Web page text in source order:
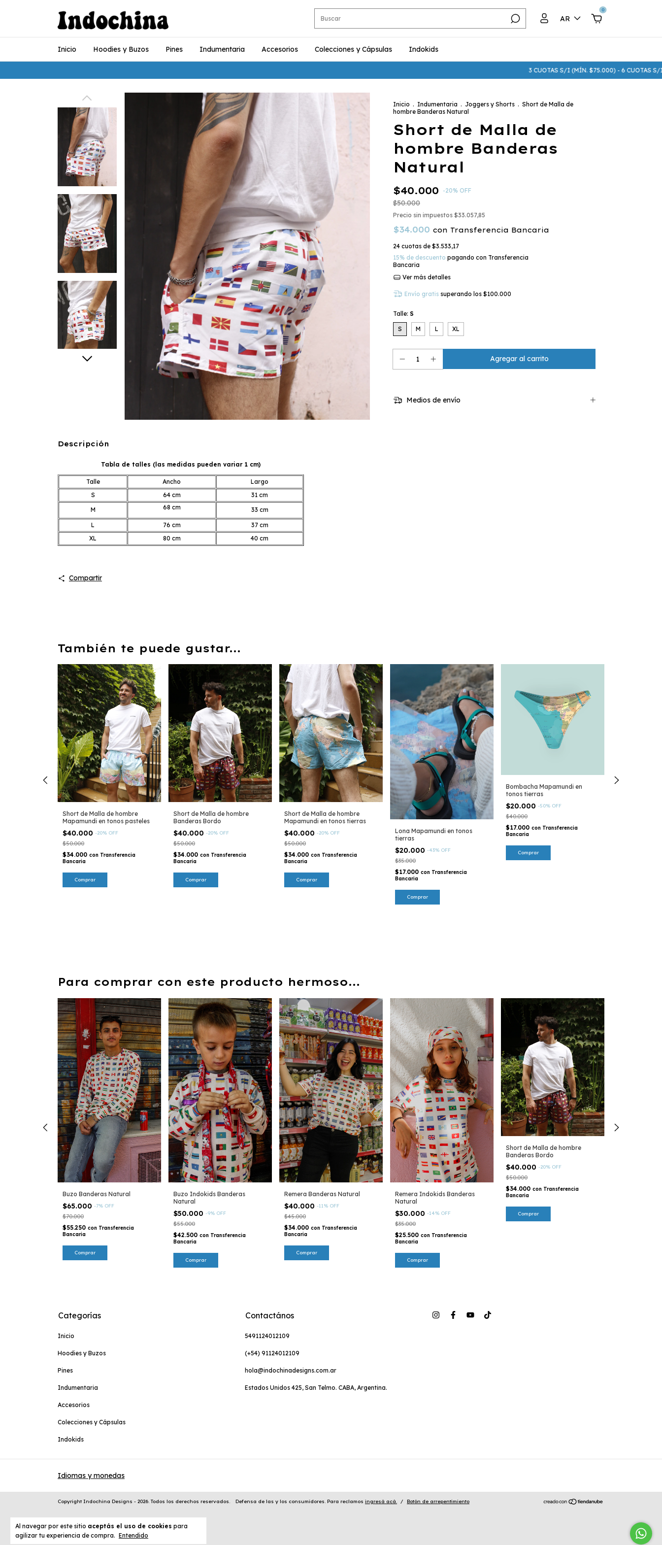
AR
0
Inicio Hoodies y Buzos Pines Indumentaria Accesorios Colecciones y Cápsulas Indokids
3 CUOTAS S/I (MÍN. $75.000) - 6 CUOTAS S/I (MÍN.
Al navegar por este sitio aceptás el uso de cookies para
agilizar tu experiencia de compra. Entendido
Inicio . Indumentaria . Joggers y Shorts . Short de Malla de
hombre Banderas Natural
Short de Malla de
hombre Banderas
Natural
$40.000 -20% OFF
$50.000
Precio sin impuestos $33.057,85
$34.000 con Transferencia Bancaria
24 cuotas de $3.533,17
15% de descuento pagando con Transferencia
Bancaria
Ver más detalles
Envío gratis superando los $100.000
Talle: S
S M L XL
Medios de envío
Descripción
Tabla de talles (las medidas pueden variar 1 cm)
Talle Ancho
Largo
S
64 cm
31 cm
M
68 cm 33 cm
L 76 cm
37 cm
XL
80 cm 40 cm
Compartir
También te puede gustar...
Short de Malla de hombre
Mapamundi en tonos pasteles
$40.000 -20% OFF
$50.000
$34.000 con Transferencia
Bancaria
Comprar
Short de Malla de hombre
Banderas Bordo
$40.000 -20% OFF
$50.000
$34.000 con Transferencia
Bancaria
Comprar
Short de Malla de hombre
Mapamundi en tonos tierras
$40.000 -20% OFF
$50.000
$34.000 con Transferencia
Bancaria
Comprar
Lona Mapamundi en tonos
tierras
$20.000 -43% OFF
$35.000
$17.000 con Transferencia
Bancaria
Bombacha Mapamundi en
tonos tierras
$20.000 -50% OFF
$40.000
$17.000 con Transferencia
Bancaria
Comprar
Para comprar con este producto hermoso...
Buzo Banderas Natural
$65.000 -7% OFF
$70.000
$55.250 con Transferencia
Bancaria
Comprar
Buzo Indokids Banderas
Natural
$50.000 -9% OFF
$55.000
$42.500 con Transferencia
Bancaria
Comprar
Remera Banderas Natural
$40.000 -11 % OFF
$45.000
$34.000 con Transferencia
Bancaria
Comprar
Remera Indokids Banderas
Natural
$30.000 -14% OFF
$35.000
$25.500 con Transferencia
Bancaria
Comprar
Short de Malla de hombre
Banderas Bordo
$40.000 -20% OFF
$50.000
$34.000 con Transferencia
Bancaria
Comprar
Categorías
Inicio
Hoodies y Buzos
Pines
Indumentaria
Accesorios
Colecciones y Cápsulas
Indokids
Contactános
5491124012109
(+54) 91124012109
hola@indochinadesigns.com.ar
Estados Unidos 425, San Telmo. CABA, Argentina.
Idiomas y monedas
Copyright Indochina Designs - 2026. Todos los derechos reservados. Defensa de las y los consumidores. Para reclamos ingresá acá. / Botón de arrepentimiento